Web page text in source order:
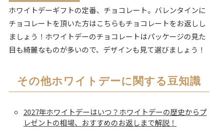
ホワイトデーギフトの定番、チョコレート。バレンタインに
チョコレートを頂いた方はこちらもチョコレートをお返しし
ましょう！ホワイトデーのチョコレートはパッケージの見た
目も綺麗なものが多いので、デザインも見て選びましょう！
その他ホワイトデーに関する豆知識
2027年ホワイトデーはいつ？ホワイトデーの歴史からプ
レゼントの相場、おすすめのお返しまで解説！